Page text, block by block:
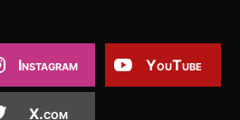
Instagram YouTube
X.com